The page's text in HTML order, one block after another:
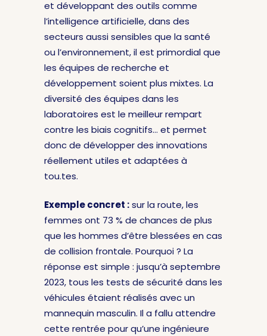
et développant des outils comme
l’intelligence artificielle, dans des
secteurs aussi sensibles que la santé
ou l’environnement, il est primordial que
les équipes de recherche et
développement soient plus mixtes. La
diversité des équipes dans les
laboratoires est le meilleur rempart
contre les biais cognitifs… et permet
donc de développer des innovations
réellement utiles et adaptées à
tou.tes.
Exemple concret :sur la route, les
femmes ont 73 % de chances de plus
que les hommes d’être blessées en cas
de collision frontale. Pourquoi ? La
réponse est simple : jusqu’à septembre
2023, tous les tests de sécurité dans les
véhicules étaient réalisés avec un
mannequin masculin. Il a fallu attendre
cette rentrée pour qu’une ingénieure